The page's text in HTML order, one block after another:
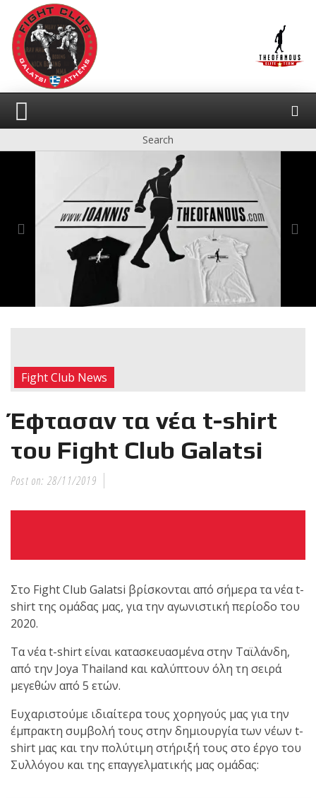
Νέα
επίσημα T-
Ιωάννη
Θεοφάνους
με την υποστήριξη της
Sejoy Hellas.
Οι αθλητές
ολοκλήρωσαν με επιτυχία
τις καλοκαιρινές
εξετάσεις έγχρωμων
Με μεγάλη
πραγματοποιήθηκε το
κλειστό σεμινάριο
Fight Club News
Έφτασαν τα νέα t-shirt
του Fight Club Galatsi
Post on: 28/11/2019
Στο Fight Club Galatsi βρίσκονται από σήμερα τα νέα t-
shirt της ομάδας μας, για την αγωνιστική περίοδο του
2020.
Τα νέα t-shirt είναι κατασκευασμένα στην Ταϊλάνδη,
από την Joya Thailand και καλύπτουν όλη τη σειρά
μεγεθών από 5 ετών.
Ευχαριστούμε ιδιαίτερα τους χορηγούς μας για την
έμπρακτη συμβολή τους στην δημιουργία των νέων t-
shirt μας και την πολύτιμη στήριξή τους στο έργο του
Συλλόγου και της επαγγελματικής μας ομάδας: